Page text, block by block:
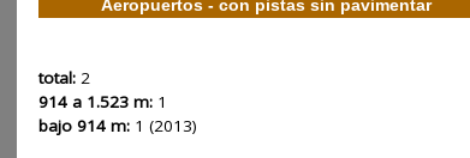
Aeropuertos - con pistas sin pavimentar
total: 2
914 a 1.523 m: 1
bajo 914 m: 1 (2013)